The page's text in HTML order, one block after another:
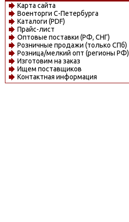
Карта сайта
Военторги С-Петербурга
Каталоги (PDF)
Прайс-лист
Оптовые поставки (РФ, СНГ)
Розничные продажи (только СПб)
Розница/мелкий опт (регионы РФ)
Изготовим на заказ
Ищем поставщиков
Контактная информация